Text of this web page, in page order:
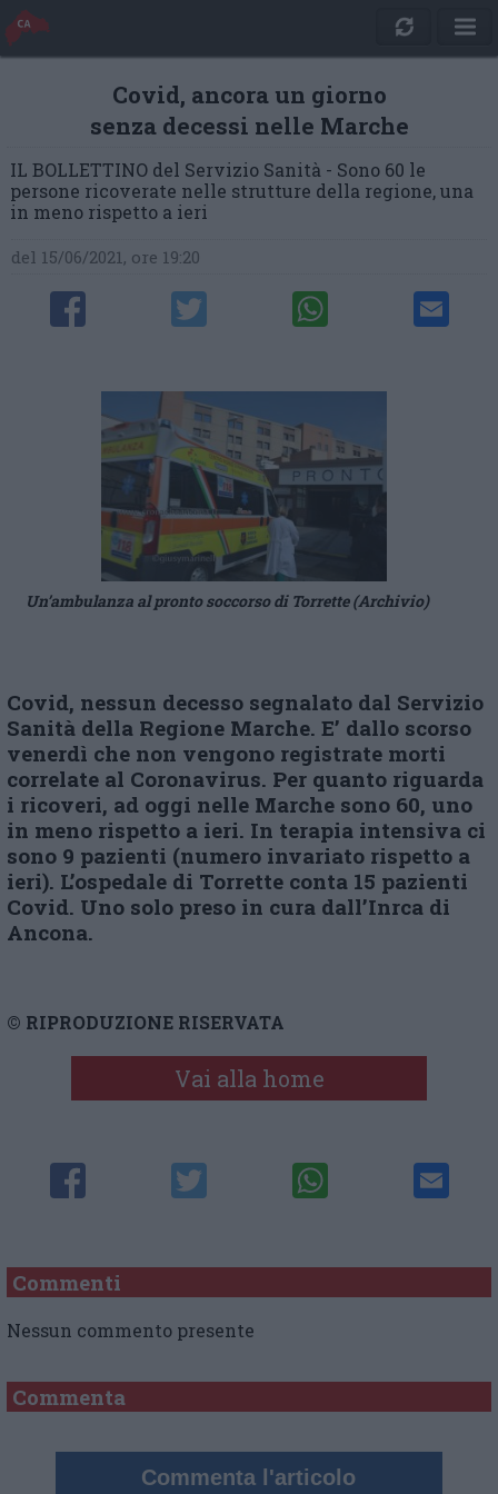
Covid, ancora un giorno
senza decessi nelle Marche
IL BOLLETTINO del Servizio Sanità - Sono 60 le
persone ricoverate nelle strutture della regione, una
in meno rispetto a ieri
del 15/06/2021, ore 19:20
Un’ambulanza al pronto soccorso di Torrette (Archivio)
Covid, nessun decesso segnalato dal Servizio
Sanità della Regione Marche. E’ dallo scorso
venerdì che non vengono registrate morti
correlate al Coronavirus. Per quanto riguarda
i ricoveri, ad oggi nelle Marche sono 60, uno
in meno rispetto a ieri. In terapia intensiva ci
sono 9 pazienti (numero invariato rispetto a
ieri). L’ospedale di Torrette conta 15 pazienti
Covid. Uno solo preso in cura dall’Inrca di
Ancona.
© RIPRODUZIONE RISERVATA
Vai alla home
Commenti
Nessun commento presente
Commenta
Commenta l'articolo